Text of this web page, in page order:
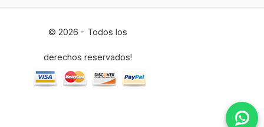
© 2026 - Todos los
derechos reservados!